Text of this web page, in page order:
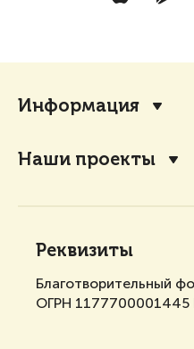
Информация
Наши проекты
Реквизиты
Благотворительный
ОГРН